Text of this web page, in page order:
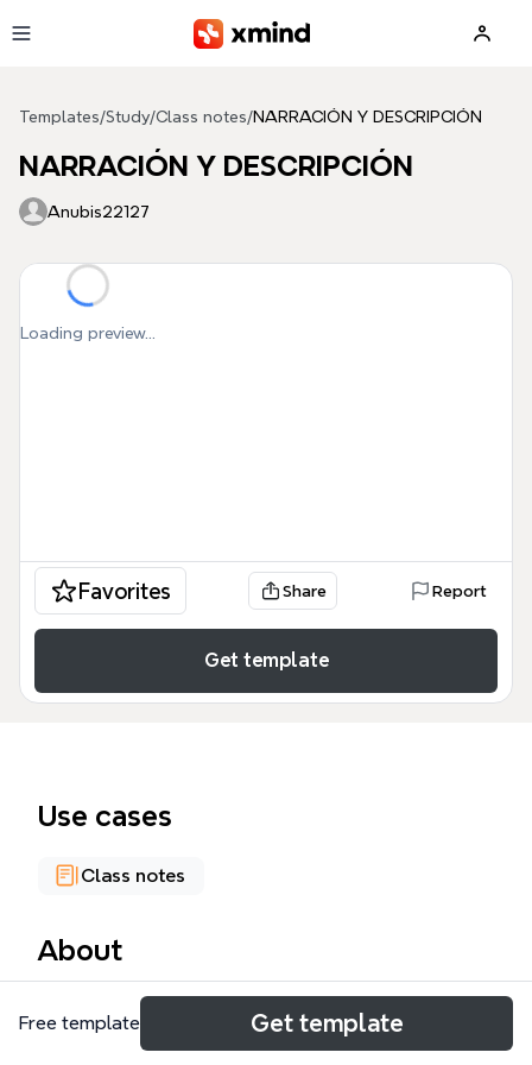
Templates/Study/Class notes/NARRACIÓN Y DESCRIPCIÓN
NARRACIÓN Y DESCRIPCIÓN
Anubis22127
Loading preview...
Favorites Share Report
Get template
Use cases
Class notes
About
El mapa mental 'NARRACIÓN Y DESCRIPCIÓN' es
una guía didáctica de 106 nodos que cubre las
Free template Get template